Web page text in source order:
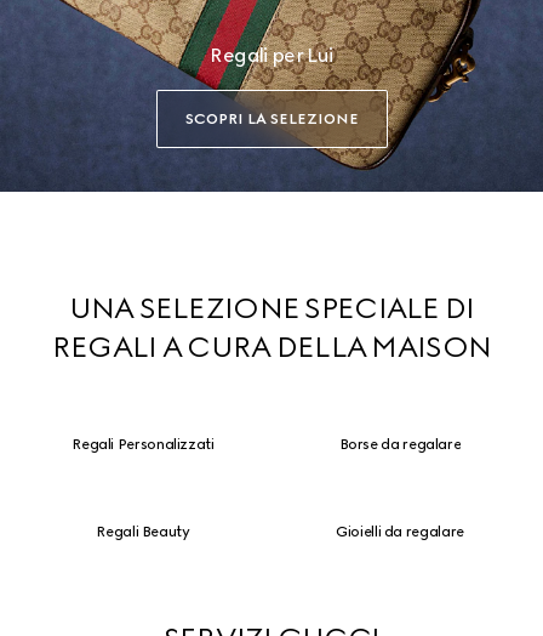
Regali per Lui
SCOPRI LA SELEZIONE
UNA SELEZIONE SPECIALE DI
REGALI A CURA DELLA MAISON
Regali Personalizzati Borse da regalare
Regali Beauty Gioielli da regalare